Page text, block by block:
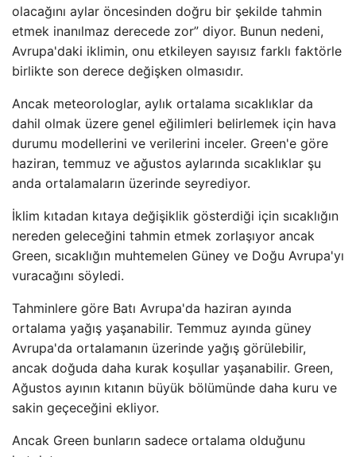
olacağını aylar öncesinden doğru bir şekilde tahmin
etmek inanılmaz derecede zor” diyor. Bunun nedeni,
Avrupa'daki iklimin, onu etkileyen sayısız farklı faktörle
birlikte son derece değişken olmasıdır.
Ancak meteorologlar, aylık ortalama sıcaklıklar da
dahil olmak üzere genel eğilimleri belirlemek için hava
durumu modellerini ve verilerini inceler. Green'e göre
haziran, temmuz ve ağustos aylarında sıcaklıklar şu
anda ortalamaların üzerinde seyrediyor.
İklim kıtadan kıtaya değişiklik gösterdiği için sıcaklığın
nereden geleceğini tahmin etmek zorlaşıyor ancak
Green, sıcaklığın muhtemelen Güney ve Doğu Avrupa'yı
vuracağını söyledi.
Tahminlere göre Batı Avrupa'da haziran ayında
ortalama yağış yaşanabilir. Temmuz ayında güney
Avrupa'da ortalamanın üzerinde yağış görülebilir,
ancak doğuda daha kurak koşullar yaşanabilir. Green,
Ağustos ayının kıtanın büyük bölümünde daha kuru ve
sakin geçeceğini ekliyor.
Ancak Green bunların sadece ortalama olduğunu